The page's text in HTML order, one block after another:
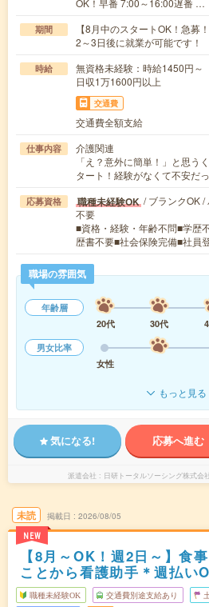
OK！早番 7:00～16:00遅番 …
期間
【8月中のスタートOK！急
2～3日後に就業が可能です！
時給
無資格未経験：時給1450円
日収1万1600円以上
交通費
交通費全額支給
仕事内容
介護関連
「え？意外に簡単！」と思う
タート！経験がなくて不安だ
応募資格 職種未経験OK / ブランクOK /
不要
■資格・経験・年齢不問■学歴
歴書不要■社会保険完備■社員
職場の雰囲気
年齢層
20代
30代
男女比率
女性
もっと見る
気になる! 応募へ進む
派遣会社 日研トータルソーシング株式
未読
NEW
掲載日 2026/08/05
【8月～OK！週2日～】食
ことから看護助手＊週払い
職種未経験OK 交通費別途支給あり